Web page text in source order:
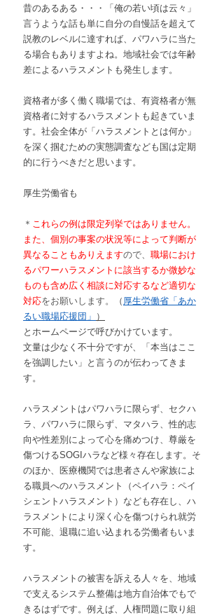
昔のあるある・・・「俺の若い頃は云々」
言うような話も単に自分の自慢話を超えて
説教のレベルに達すれば、パワハラに当た
る場合もありますよね。地域社会では年齢
差によるハラスメントも発生します。
資格者が多く働く職場では、有資格者が無
資格者に対するハラスメントも起きていま
す。社会全体が「ハラスメントとは何か」
を深く掴むための実態調査なども国は定期
的に行うべきだと思います。
厚生労働省も
＊ これらの例は限定列挙ではありません。
また、個別の事案の状況等によって判断が
異なることもありえますので、 職場におけ
るパワーハラスメントに該当するか微妙な
ものも含め広く相談に対応するなど適切な
対応をお願いします。 （ 厚生労働省「あか
るい職場応援団」 ）
とホームページで呼びかけています。
文量は少なく不十分ですが、「本当はここ
を強調したい」と言うのが伝わってきま
す。
ハラスメントはパワハラに限らず、セクハ
ラ、パワハラに限らず、マタハラ、性的志
向や性差別によって心を痛めつけ、尊厳を
傷つけるSOGIハラなど様々存在します。そ
のほか、医療機関では患者さんや家族によ
る職員へのハラスメント（ペイハラ：ペイ
シェントハラスメント）なども存在し、ハ
ラスメントにより深く心を傷つけられ就労
不可能、退職に追い込まれる労働者もいま
す。
ハラスメントの被害を訴える人々を、地域
で支えるシステム整備は地方自治体でもで
きるはずです。例えば、人権問題に取り組